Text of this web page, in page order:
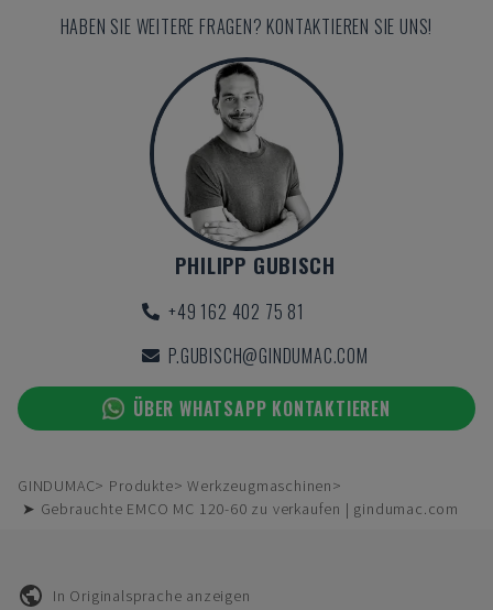
HABEN SIE WEITERE FRAGEN? KONTAKTIEREN SIE UNS!
PHILIPP GUBISCH
+49 162 402 75 81
P.GUBISCH@GINDUMAC.COM
ÜBER WHATSAPP KONTAKTIEREN
GINDUMAC Produkte
Werkzeugmaschinen
➤ Gebrauchte EMCO MC 120-60 zu verkaufen | gindumac.com
In Originalsprache anzeigen